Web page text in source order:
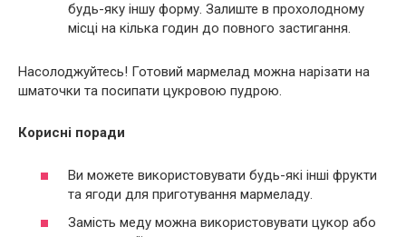
будь-яку іншу форму. Залиште в прохолодному
місці на кілька годин до повного застигання.
Насолоджуйтесь! Готовий мармелад можна нарізати на
шматочки та посипати цукровою пудрою.
Корисні поради
Ви можете використовувати будь-які інші фрукти
та ягоди для приготування мармеладу.
Замість меду можна використовувати цукор або